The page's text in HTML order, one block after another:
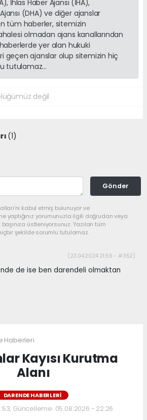
İhlas Haber Ajansı (İHA),
(DHA) ve diğer ajanslar
tüm haberler, sitemizin
olmadan ajans kanallarından
yer alan hukuki
geçen ajanslar olup sitemizin hiç
tutulamaz...
değil
(1)
Gönder
kabul etmiş bulunuyor ve
yaptığınız yorumunuzla ilgili doğrudan veya
üstleniyorsunuz. Yazılan tüm
şekilde sorumlu tutulamaz.
(23.04.2024 21:56 - #352)
de ise ben darendeli olmaktan
Haberleri
Kayısı Kurutma
Alanı
DARENDE HABERLERI
Güncelleme: 05.08.2026 - 22:26